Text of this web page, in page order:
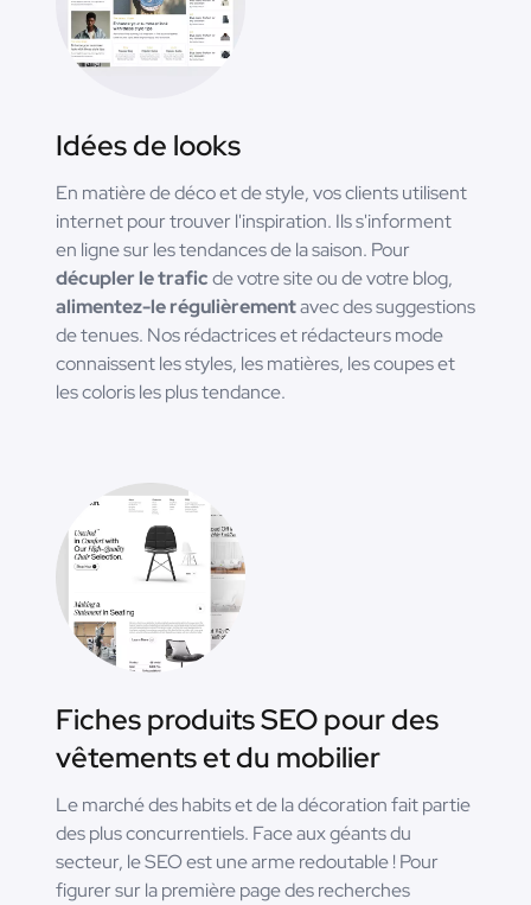
Idées de looks
En matière de déco et de style, vos clients utilisent
internet pour trouver l'inspiration. Ils s'informent
en ligne sur les tendances de la saison. Pour
décupler le traficde votre site ou de votre blog,
alimentez-le régulièrementavec des suggestions
de tenues. Nos rédactrices et rédacteurs mode
connaissent les styles, les matières, les coupes et
les coloris les plus tendance.
Fiches produits SEO pour des
vêtements et du mobilier
Le marché des habits et de la décoration fait partie
des plus concurrentiels. Face aux géants du
secteur, le SEO est une arme redoutable ! Pour
figurer sur la première page des recherches